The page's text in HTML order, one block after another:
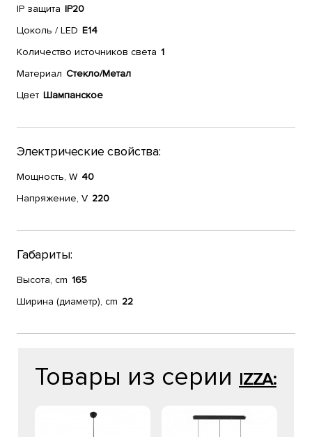
IP защита IP20
Цоколь / LED E14
Количество источников света 1
Материал Стекло/Метал
Цвет Шампанское
Электрические свойства:
Мощность, W 40
Напряжение, V 220
Габариты:
Высота, cm 165
Ширина (диаметр), cm 22
Товары из серии IZZA: